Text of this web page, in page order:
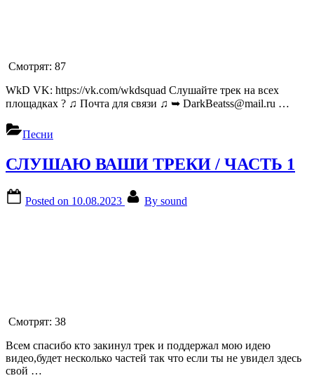
Смотрят: 87
WkD VK: https://vk.com/wkdsquad Слушайте трек на всех
площадках ? ♫ Почта для связи ♫ ➥ DarkBeatss@mail.ru …
Песни
СЛУШАЮ ВАШИ ТРЕКИ / ЧАСТЬ 1
Posted on 10.08.2023 By sound
Смотрят: 38
Всем спасибо кто закинул трек и поддержал мою идею
видео,будет несколько частей так что если ты не увидел здесь
свой …